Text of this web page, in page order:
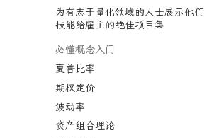
为有志于量化领域的人士展示他们
技能给雇主的绝佳项目集
必懂概念入门
夏普比率
期权定价
波动率
资产组合理论